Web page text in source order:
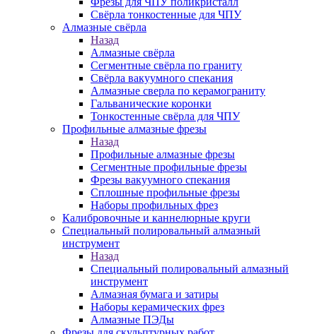
Свёрла тонкостенные для ЧПУ
Алмазные свёрла
Назад
Алмазные свёрла
Сегментные свёрла по граниту
Свёрла вакуумного спекания
Алмазные сверла по керамограниту
Гальванические коронки
Тонкостенные свёрла для ЧПУ
Профильные алмазные фрезы
Назад
Профильные алмазные фрезы
Сегментные профильные фрезы
Фрезы вакуумного спекания
Сплошные профильные фрезы
Наборы профильных фрез
Калибровочные и каннелюрные круги
Специальный полировальный алмазный
инструмент
Назад
Специальный полировальный алмазный
инструмент
Алмазная бумага и затиры
Наборы керамических фрез
Алмазные ПЭДы